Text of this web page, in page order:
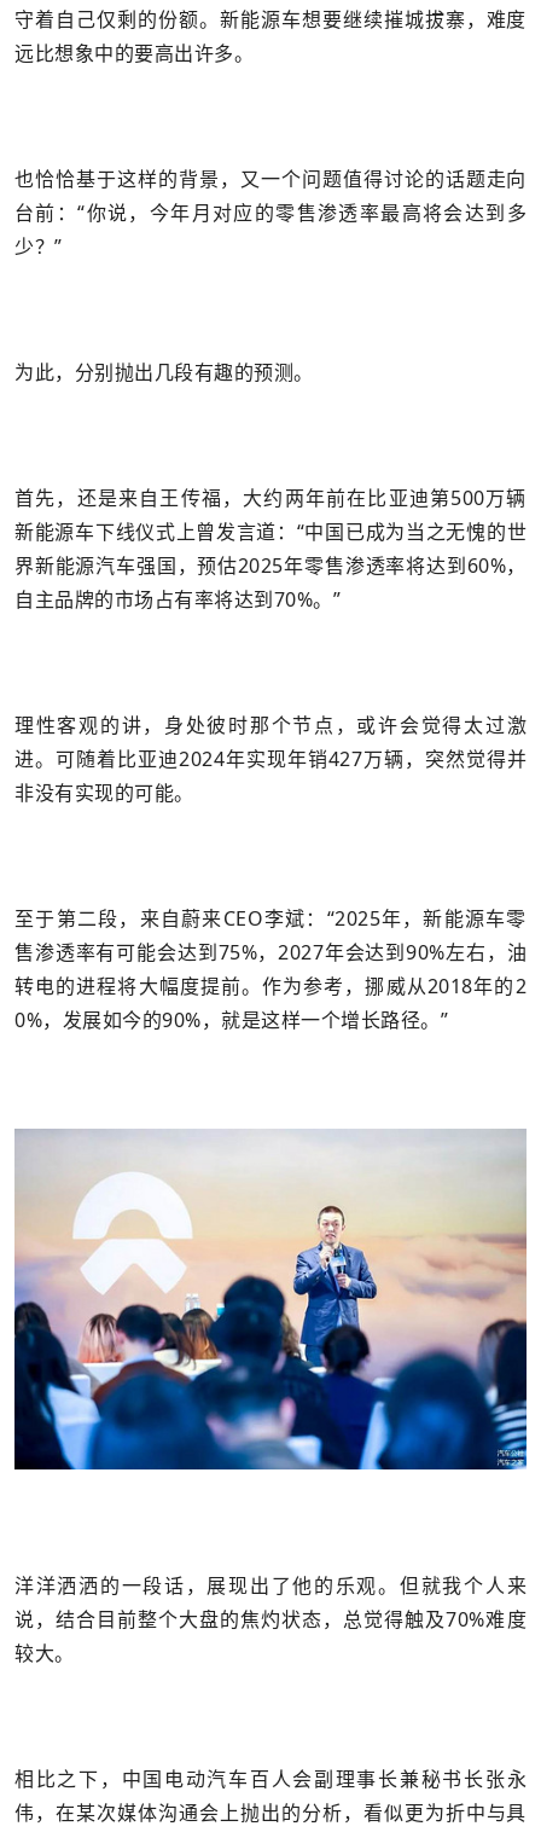
守着自己仅剩的份额。新能源车想要继续摧城拔寨，难度
远比想象中的要高出许多。
也恰恰基于这样的背景，又一个问题值得讨论的话题走向
台前：“你说，今年月对应的零售渗透率最高将会达到多
少？”
为此，分别抛出几段有趣的预测。
首先，还是来自王传福，大约两年前在比亚迪第500万辆
新能源车下线仪式上曾发言道：“中国已成为当之无愧的世
界新能源汽车强国，预估2025年零售渗透率将达到60%，
自主品牌的市场占有率将达到70%。”
理性客观的讲，身处彼时那个节点，或许会觉得太过激
进。可随着比亚迪2024年实现年销427万辆，突然觉得并
非没有实现的可能。
至于第二段，来自蔚来CEO李斌：“2025年，新能源车零
售渗透率有可能会达到75%，2027年会达到90%左右，油
转电的进程将大幅度提前。作为参考，挪威从2018年的2
0%，发展如今的90%，就是这样一个增长路径。”
洋洋洒洒的一段话，展现出了他的乐观。但就我个人来
说，结合目前整个大盘的焦灼状态，总觉得触及70%难度
较大。
相比之下，中国电动汽车百人会副理事长兼秘书长张永
伟，在某次媒体沟通会上抛出的分析，看似更为折中与具